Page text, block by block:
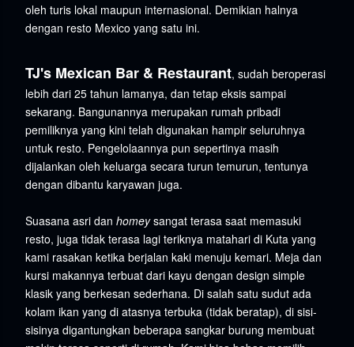
oleh turis lokal maupun internasional. Demikian halnya
dengan resto Mexico yang satu ini.
TJ's Mexican Bar & Restaurant, sudah beroperasi
lebih dari 25 tahun lamanya, dan tetap eksis sampai
sekarang. Bangunannya merupakan rumah pribadi
pemiliknya yang kini telah digunakan hampir seluruhnya
untuk resto. Pengelolaannya pun sepertinya masih
dijalankan oleh keluarga secara turun temurun, tentunya
dengan dibantu karyawan juga.
Suasana asri dan homeysangat terasa saat memasuki
resto, juga tidak terasa lagi teriknya matahari di Kuta yang
kami rasakan ketika berjalan kaki menuju kemari. Meja dan
kursi makannya terbuat dari kayu dengan design simple
klasik yang berkesan sederhana. Di salah satu sudut ada
kolam ikan yang di atasnya terbuka (tidak beratap), di sisi-
sisinya digantungkan beberapa sangkar burung membuat